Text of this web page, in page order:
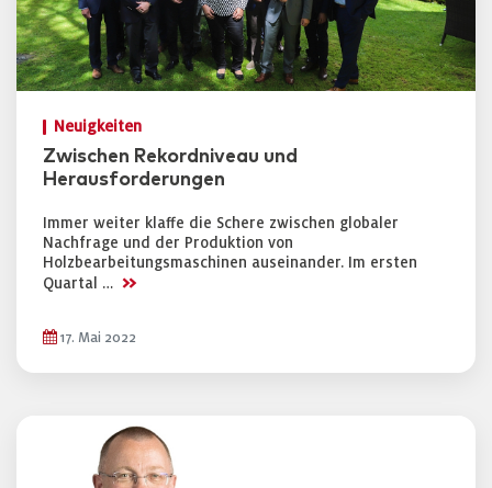
Neuigkeiten
Zwischen Rekordniveau und
Herausforderungen
Immer weiter klaffe die Schere zwischen globaler
Nachfrage und der Produktion von
Holzbearbeitungsmaschinen auseinander. Im ersten
Quartal … >>
17. Mai 2022